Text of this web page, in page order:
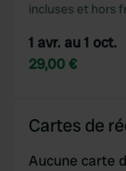
incluses et hors
1 avr. au 1 oct.
29,00 €
Cartes de
Aucune carte